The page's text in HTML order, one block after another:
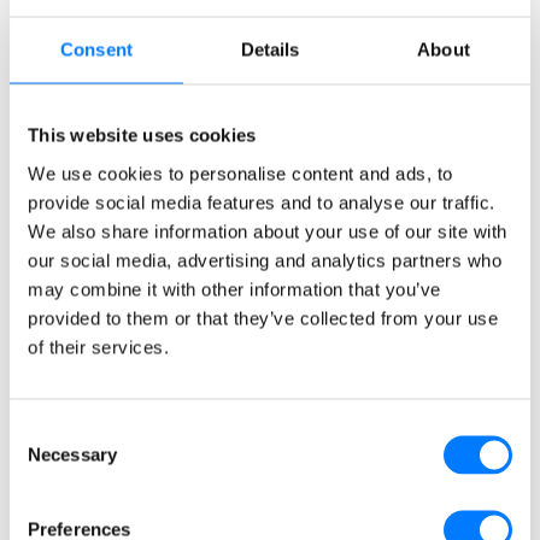
Consent Details About
This website uses cookies
We use cookies to personalise content and ads, to
provide social media features and to analyse our traffic.
We also share information about your use of our site with
our social media, advertising and analytics partners who
may combine it with other information that you’ve
provided to them or that they’ve collected from your use
of their services.
Selection
Necessary
Preferences
administratie bij van afgehandelde verzoeken, in het
geval van een vergeetverzoek administreren wij
geanonimiseerde gegevens. Alle afschriften en
machineleesbare gegevensindeling die wij binnen
onze systemen hanteren.
U heeft te allen tijde het recht om een klacht in te
dienen bij de Autoriteit Persoonsgegevens als u
vermoedt dat wij uw persoonsgegevens op een
(laten) verwerken en die betrekking hebben op uw